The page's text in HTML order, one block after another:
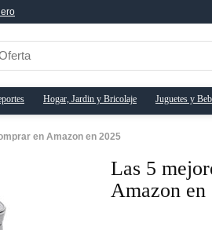
Hogar, Jardin y Bricolaje Juguetes y
en Amazon en 2025
Las 5
Amazon en